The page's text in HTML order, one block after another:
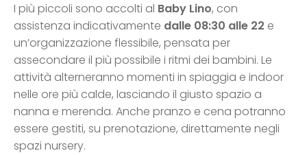
I più piccoli sono accolti al Baby Lino, con
assistenza indicativamente dalle 08:30 alle 22 e
un’organizzazione flessibile, pensata per
assecondare il più possibile i ritmi dei bambini. Le
attività alterneranno momenti in spiaggia e indoor
nelle ore più calde, lasciando il giusto spazio a
nanna e merenda. Anche pranzo e cena potranno
essere gestiti, su prenotazione, direttamente negli
spazi nursery.